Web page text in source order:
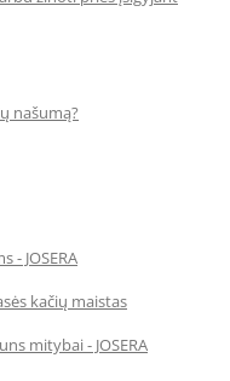
našumą?
- JOSERA
kačių maistas
mitybai - JOSERA